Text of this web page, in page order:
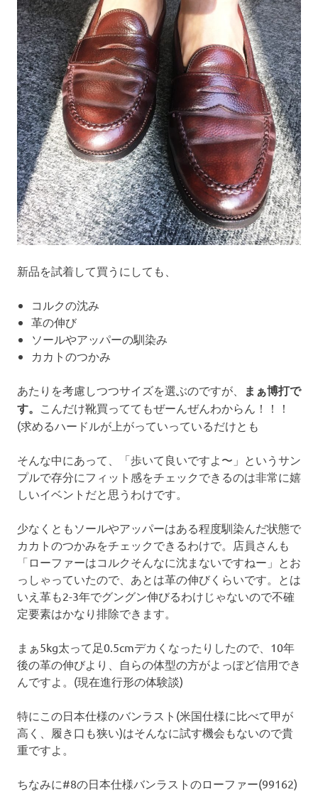
新品を試着して買うにしても、
コルクの沈み
革の伸び
ソールやアッパーの馴染み
カカトのつかみ
あたりを考慮しつつサイズを選ぶのですが、
まぁ博打で
す。 こんだけ靴買っててもぜーんぜんわからん！！！
(求めるハードルが上がっていっているだけとも
そんな中にあって、「歩いて良いですよ〜」というサン
プルで存分にフィット感をチェックできるのは非常に嬉
しいイベントだと思うわけです。
少なくともソールやアッパーはある程度馴染んだ状態で
カカトのつかみをチェックできるわけで。店員さんも
「ローファーはコルクそんなに沈まないですねー」とお
っしゃっていたので、あとは革の伸びくらいです。とは
いえ革も2-3年でグングン伸びるわけじゃないので不確
定要素はかなり排除できます。
まぁ5kg太って足0.5cmデカくなったりしたので、10年
後の革の伸びより、自らの体型の方がよっぽど信用でき
んですよ。(現在進行形の体験談)
特にこの日本仕様のバンラスト(米国仕様に比べて甲が
高く、履き口も狭い)はそんなに試す機会もないので貴
重ですよ。
ちなみに#8の日本仕様バンラストのローファー(99162)